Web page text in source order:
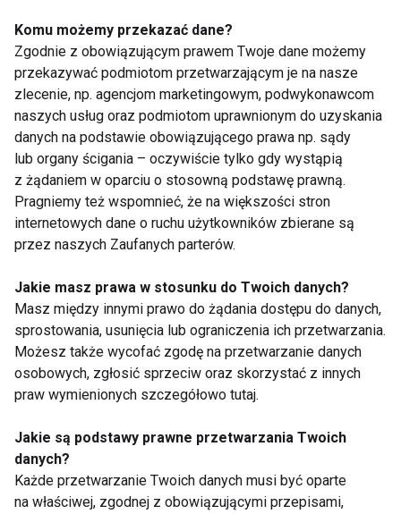
Znasz już nowe
wyzwanie na płaski
brzuch w 30 dni?
Chcesz mieć płaski
brzuch? Musisz to
jeść!
Podejmij wyzwanie -
Brzuch, uda i pośladki!
Płaski brzuch w
miesiąc - ćwiczenia
Komu możemy przekazać dane?
Zgodnie z obowiązującym prawem Twoje dane możemy
przekazywać podmiotom przetwarzającym je na nasze
zlecenie, np. agencjom marketingowym, podwykonawcom
naszych usług oraz podmiotom uprawnionym do uzyskania
danych na podstawie obowiązującego prawa np. sądy
lub organy ścigania – oczywiście tylko gdy wystąpią
z żądaniem w oparciu o stosowną podstawę prawną.
Pragniemy też wspomnieć, że na większości stron
internetowych dane o ruchu użytkowników zbierane są
przez naszych Zaufanych parterów.
Jakie masz prawa w stosunku do Twoich danych?
Masz między innymi prawo do żądania dostępu do danych,
sprostowania, usunięcia lub ograniczenia ich przetwarzania.
Możesz także wycofać zgodę na przetwarzanie danych
osobowych, zgłosić sprzeciw oraz skorzystać z innych
praw wymienionych szczegółowo tutaj.
Jakie są podstawy prawne przetwarzania Twoich
danych?
Każde przetwarzanie Twoich danych musi być oparte
na właściwej, zgodnej z obowiązującymi przepisami,